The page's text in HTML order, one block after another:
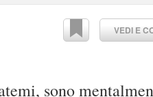
VEDI E
sono